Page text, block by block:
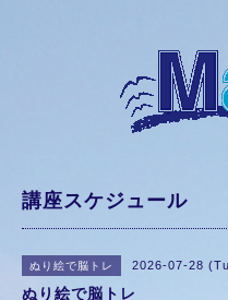
講座スケジュール
ぬり絵で脳トレ 2026-07-28
ぬり絵で脳トレ